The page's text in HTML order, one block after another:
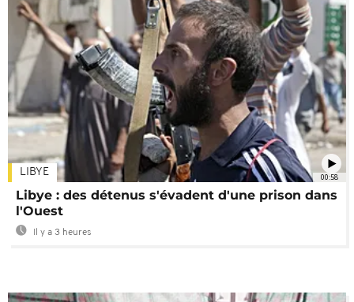
00:58
LIBYE
Libye : des détenus s'évadent d'une prison dans
l'Ouest
Il y a 3 heures